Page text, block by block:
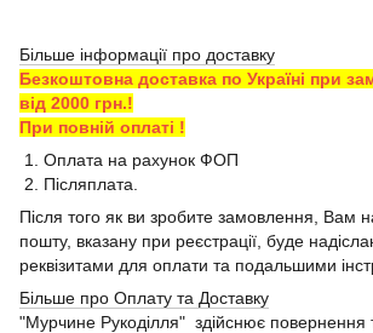
Більше інформації про доставку
Безкоштовна доставка по Україні при
від 2000 грн.!
При повній оплаті !
1. Оплата на рахунок ФОП
2. Післяплата.
Після того як ви зробите замовлення, Вам
пошту, вказану при реєстрації, буде
реквізитами для оплати та подальшими
Більше про Оплату та Доставку
"Мурчине Рукоділля" здійснює повернення